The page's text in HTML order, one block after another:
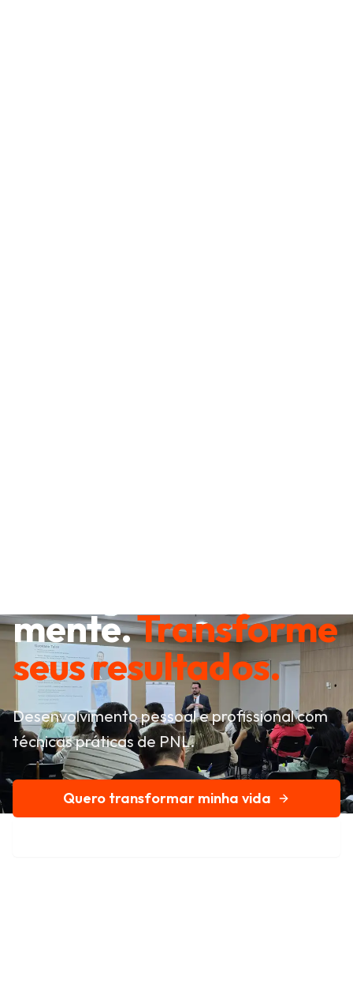
mente.Transforme
seus resultados.
Desenvolvimento pessoal e profissional com
técnicas práticas de PNL.
Quero transformar minha vida